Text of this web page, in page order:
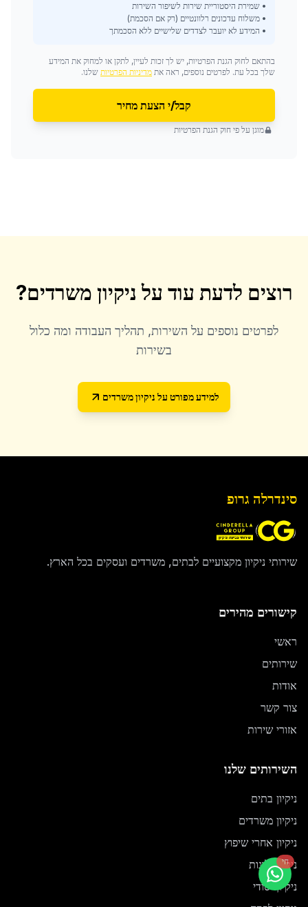
• שמירת היסטוריית שירות לשיפור השירות
• משלוח עדכונים רלוונטיים (רק אם הסכמת)
• המידע לא יועבר לצדדים שלישיים ללא הסכמתך
בהתאם לחוק הגנת הפרטיות, יש לך זכות לעיין, לתקן או למחוק את המידע
שלך בכל עת. לפרטים נוספים, ראה את מדיניות הפרטיות שלנו.
קבל/י הצעת מחיר
מוגן על פי חוק הגנת הפרטיות
רוצים לדעת עוד על ניקיון משרדים?
לפרטים נוספים על השירות, תהליך העבודה ומה כלול
בשירות
למידע מפורט על ניקיון משרדים
סינדרלה גרופ
שירותי ניקיון מקצועיים לבתים, משרדים ועסקים בכל הארץ.
קישורים מהירים
ראשי
שירותים
אודות
צור קשר
אזורי שירות
השירותים שלנו
ניקיון בתים
ניקיון משרדים
ניקיון אחרי שיפוץ
ניקוי חלונות
ניקיון יסודי
חי